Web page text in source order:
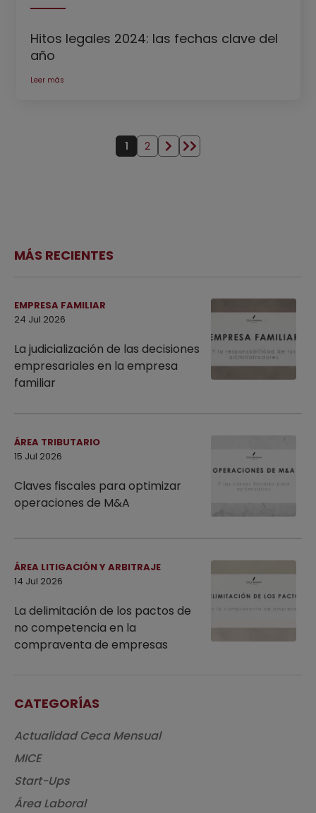
Hitos legales 2024: las fechas clave del
año
Leer más
Página actual
1 Página
2 Siguiente página
Última página
MÁS RECIENTES
EMPRESA FAMILIAR
24 Jul 2026
La judicialización de las decisiones
empresariales en la empresa
familiar
ÁREA TRIBUTARIO
15 Jul 2026
Claves fiscales para optimizar
operaciones de M&A
ÁREA LITIGACIÓN Y ARBITRAJE
14 Jul 2026
La delimitación de los pactos de
no competencia en la
compraventa de empresas
CATEGORÍAS
Actualidad Ceca Mensual
MICE
Start-Ups
Área Laboral